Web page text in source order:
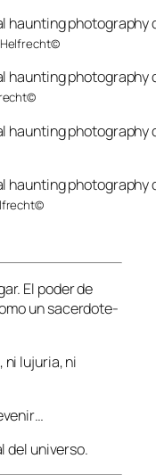
Helfrecht©
El poder de
un sacerdote-
ni lujuria, ni
del universo.